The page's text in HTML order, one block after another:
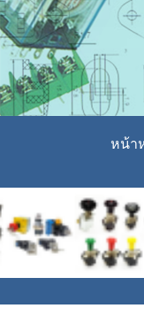
หน้า